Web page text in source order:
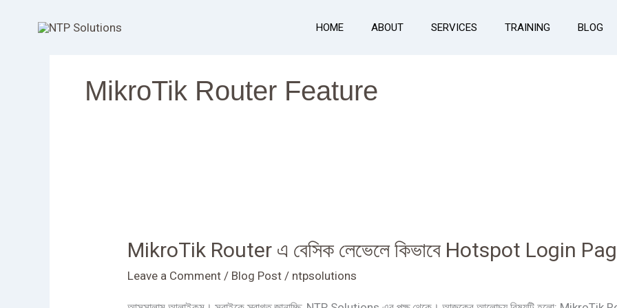
HOME ABOUT SERVICES TRAINING BLOG
MikroTik Router Feature
MikroTik Router এ বেসিক লেভেলে কিভাবে Hotspot Login
Leave a Comment / Blog Post / ntpsolutions
এ
লেভেলে
কিভাবে